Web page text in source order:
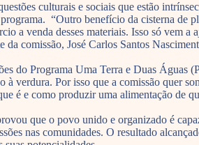
culturais e sociais que estão
“Outro benefício da cisterna
a venda desses materiais. Isso só vem
da comissão, José Carlos Santos
do Programa Uma Terra e Duas
à verdura. Por isso que a comissão quer
é e como produzir uma alimentação de
que o povo unido e organizado é
nas comunidades. O resultado